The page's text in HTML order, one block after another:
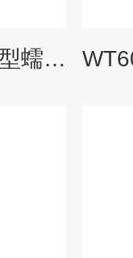
WT600J-2A基本调速型蠕动泵